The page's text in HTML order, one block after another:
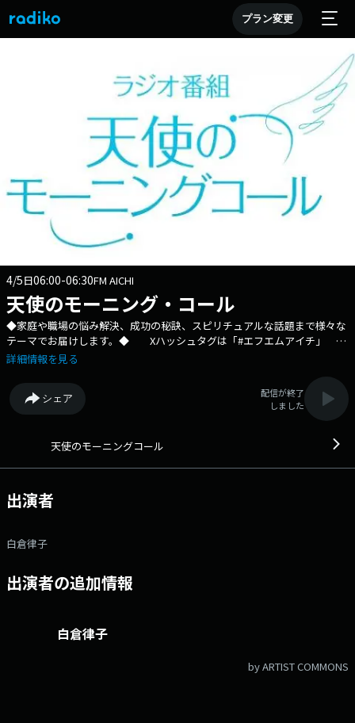
プラン変更
4/5日06:00-06:30FM AICHI
天使のモーニング・コール
◆家庭や職場の悩み解決、成功の秘訣、スピリチュアルな話題まで様々な
テーマでお届けします。◆ Xハッシュタグは「#エフエムアイチ」 X
アカウントは「@FMAICHI」
詳細情報を見る
シェア
配信が終了
しました
天使のモーニングコール
出演者
白倉律子
出演者の追加情報
白倉律子
by ARTIST COMMONS